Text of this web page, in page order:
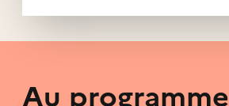
Au programme